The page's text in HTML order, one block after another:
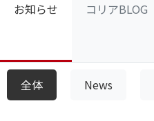
お知らせ コリアBLOG
全体 News